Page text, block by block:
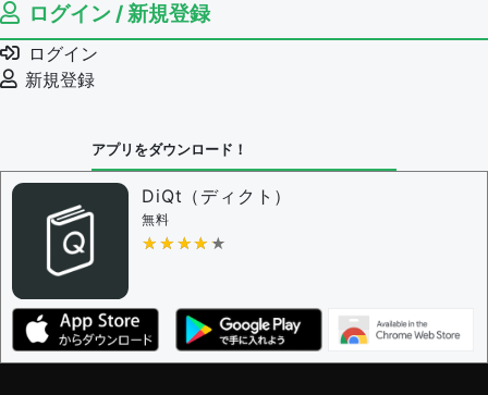
例文の編集権限を持つユーザー -
例文の編集を審査する
例文の削除を審査する
審査に対する投票権限を持つユーザー -
問題の編集権限を持つユーザー -
審査に対する投票権限を持つユーザー -
ザー
決定に必要な投票数 -
編集ガイドライン
ログイン / 新規登録
ログイン
新規登録
アプリをダウンロード！
DiQt（ディクト）
無料
★★★★★
★★★★★